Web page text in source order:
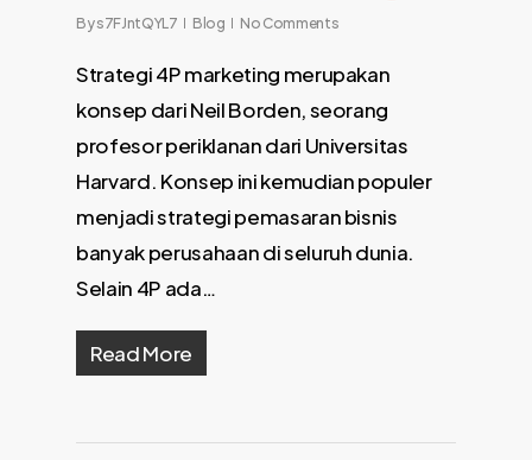
Bys7FJntQYL7 Blog No Comments
Strategi 4P marketing merupakan
konsep dari Neil Borden, seorang
profesor periklanan dari Universitas
Harvard. Konsep ini kemudian populer
menjadi strategi pemasaran bisnis
banyak perusahaan di seluruh dunia.
Selain 4P ada…
Read More